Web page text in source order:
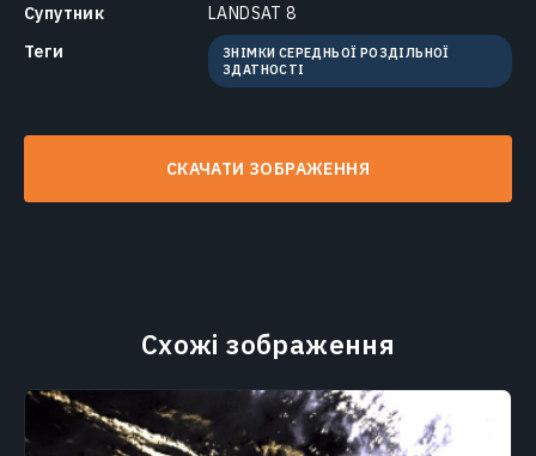
Супутник
LANDSAT 8
Теги
ЗНІМКИ СЕРЕДНЬОЇ РОЗДІЛЬНОЇ
ЗДАТНОСТІ
СКАЧАТИ ЗОБРАЖЕННЯ
Схожі зображення